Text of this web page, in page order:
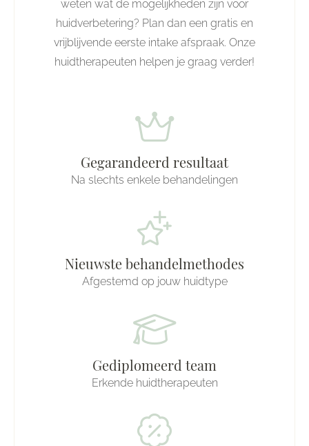
weten wat de mogelijkheden zijn voor
huidverbetering? Plan dan een gratis en
vrijblijvende eerste intake afspraak. Onze
huidtherapeuten helpen je graag verder!
Gegarandeerd resultaat
Na slechts enkele behandelingen
Nieuwste behandelmethodes
Afgestemd op jouw huidtype
Gediplomeerd team
Erkende huidtherapeuten